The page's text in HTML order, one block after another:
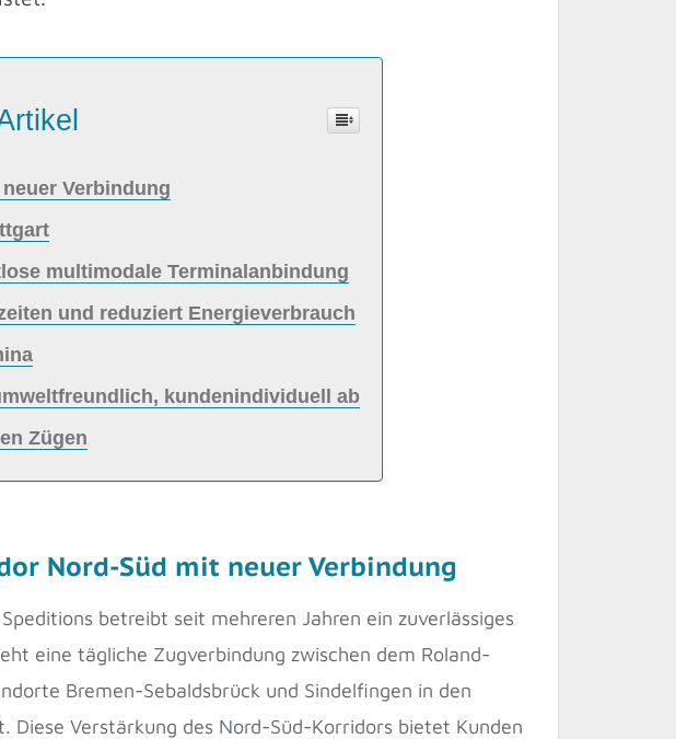
Verbindung
multimodale Terminalanbindung
und reduziert Energieverbrauch
kundenindividuell ab
Zügen
Nord-Süd mit neuer Verbindung
betreibt seit mehreren Jahren ein zuverlässiges
eine tägliche Zugverbindung zwischen dem Roland-
Bremen-Sebaldsbrück und Sindelfingen in den
Verstärkung des Nord-Süd-Korridors bietet Kunden